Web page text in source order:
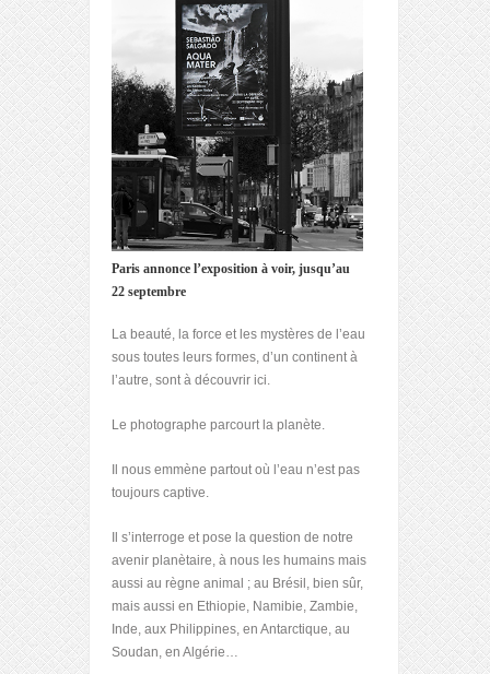
Paris annonce l’exposition à voir, jusqu’au
22 septembre
La beauté, la force et les mystères de l’eau
sous toutes leurs formes, d’un continent à
l’autre, sont à découvrir ici.
Le photographe parcourt la planète.
Il nous emmène partout où l’eau n’est pas
toujours captive.
Il s’interroge et pose la question de notre
avenir planètaire, à nous les humains mais
aussi au règne animal ; au Brésil, bien sûr,
mais aussi en Ethiopie, Namibie, Zambie,
Inde, aux Philippines, en Antarctique, au
Soudan, en Algérie…